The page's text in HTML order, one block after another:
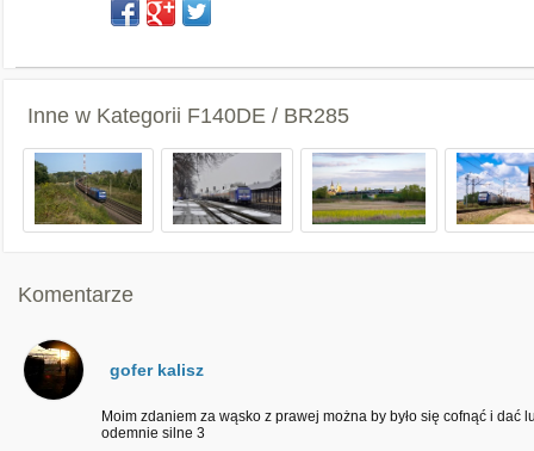
Inne w Kategorii F140DE / BR285
Komentarze
gofer kalisz
Moim zdaniem za wąsko z prawej można by było się cofnąć i dać
odemnie silne 3